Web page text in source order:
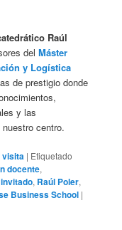
Raúl
delMáster
y Logística
de prestigio donde
y las
centro.
visita | Etiquetado
docente,
, Raúl Poler,
Business School |